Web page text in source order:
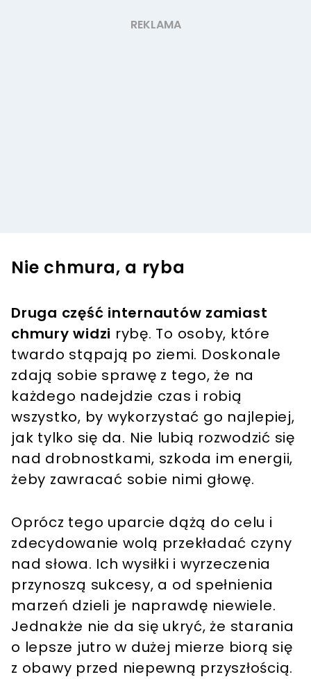
Nie chmura, a ryba
Druga część internautów zamiast
chmury widzi rybę. To osoby, które
twardo stąpają po ziemi. Doskonale
zdają sobie sprawę z tego, że na
każdego nadejdzie czas i robią
wszystko, by wykorzystać go najlepiej,
jak tylko się da. Nie lubią rozwodzić się
nad drobnostkami, szkoda im energii,
żeby zawracać sobie nimi głowę.
Oprócz tego uparcie dążą do celu i
zdecydowanie wolą przekładać czyny
nad słowa. Ich wysiłki i wyrzeczenia
przynoszą sukcesy, a od spełnienia
marzeń dzieli je naprawdę niewiele.
Jednakże nie da się ukryć, że starania
o lepsze jutro w dużej mierze biorą się
z obawy przed niepewną przyszłością.